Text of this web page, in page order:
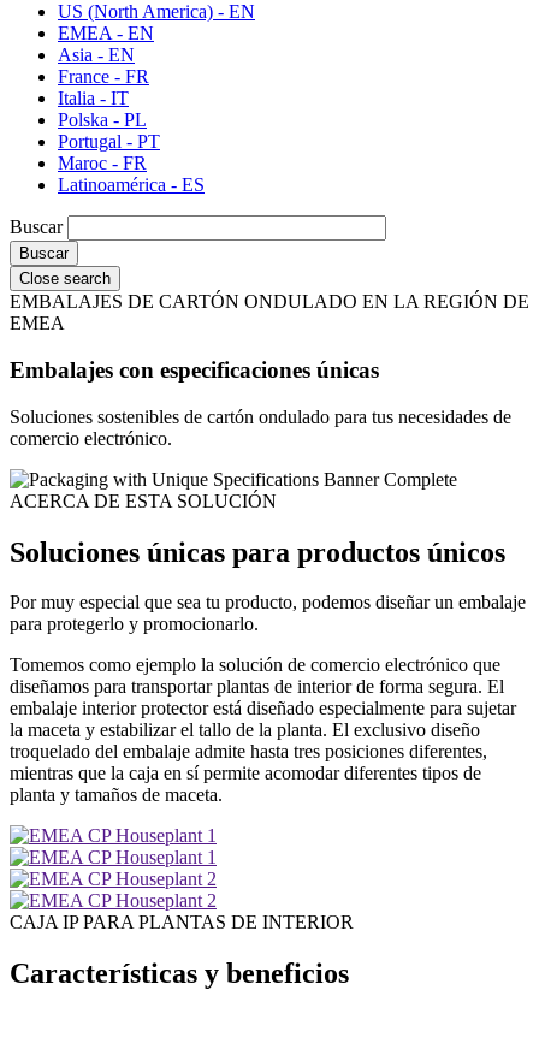
US (North America) - EN
EMEA - EN
Asia - EN
France - FR
Italia - IT
Polska - PL
Portugal - PT
Maroc - FR
Latinoamérica - ES
Buscar
Close search
EMBALAJES DE CARTÓN ONDULADO EN LA REGIÓN DE
EMEA
Embalajes con especificaciones únicas
Soluciones sostenibles de cartón ondulado para tus necesidades de
comercio electrónico.
ACERCA DE ESTA SOLUCIÓN
Soluciones únicas para productos únicos
Por muy especial que sea tu producto, podemos diseñar un embalaje
para protegerlo y promocionarlo.
Tomemos como ejemplo la solución de comercio electrónico que
diseñamos para transportar plantas de interior de forma segura. El
embalaje interior protector está diseñado especialmente para sujetar
la maceta y estabilizar el tallo de la planta. El exclusivo diseño
troquelado del embalaje admite hasta tres posiciones diferentes,
mientras que la caja en sí permite acomodar diferentes tipos de
planta y tamaños de maceta.
CAJA IP PARA PLANTAS DE INTERIOR
Características y beneficios